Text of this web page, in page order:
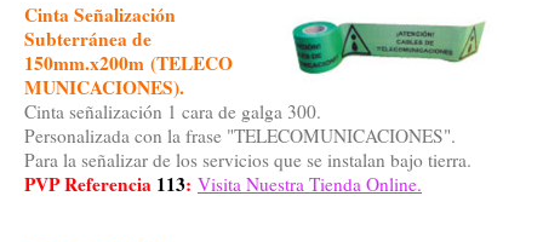
Cinta Señalización
Subterráneade
150mm.x200m (TELECO
MUNICACIONES).
Cinta señalización 1 cara de galga 300.
Personalizada con la frase "TELECOMUNICACIONES".
Para la señalizar de los servicios que se instalan bajo tierra.
PVP Referencia 113: Visita Nuestra Tienda Online.